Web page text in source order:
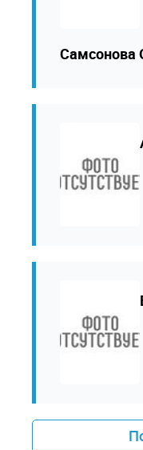
Самсонова